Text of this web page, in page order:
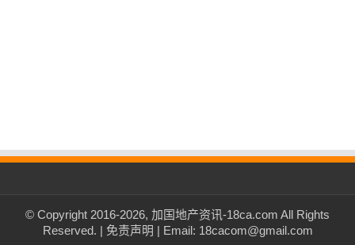
© Copyright 2016-2026, 加国地产资讯-18ca.com All Rights
Reserved. | 免责声明 | Email: 18cacom@gmail.com